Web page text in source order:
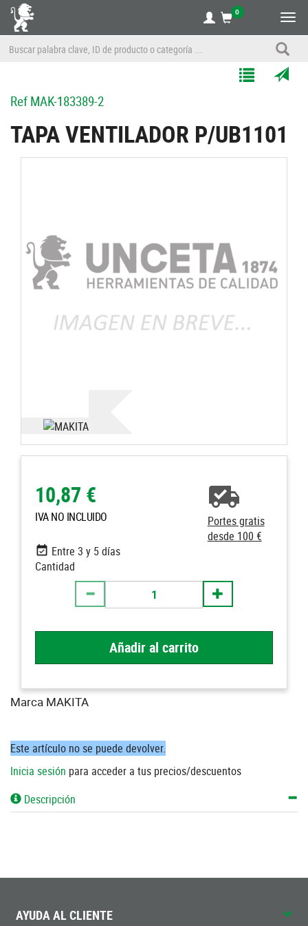
0
correo
a
un
Listas
RefMAK-183389-2
TAPA VENTILADOR P/UB1101
10,87 €
IVA NO INCLUIDO
Portes gratis
desde 100 €
Entre 3 y 5 días
Cantidad
Añadir al carrito
Marca MAKITA
Este artículo no se puede devolver.
Inicia sesión para acceder a tus precios/descuentos
Descripción
AYUDA AL CLIENTE